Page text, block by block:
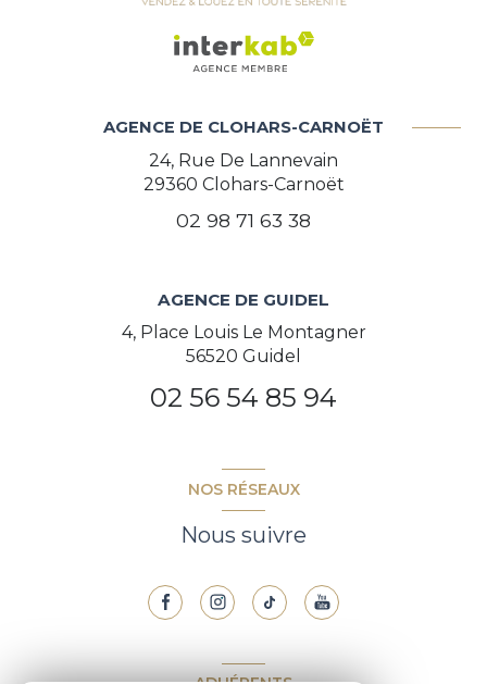
AGENCE DE CLOHARS-CARNOËT
24, Rue De Lannevain
29360 Clohars-Carnoët
02 98 71 63 38
AGENCE DE GUIDEL
4, Place Louis Le Montagner
56520 Guidel
02 56 54 85 94
NOS RÉSEAUX
Nous suivre